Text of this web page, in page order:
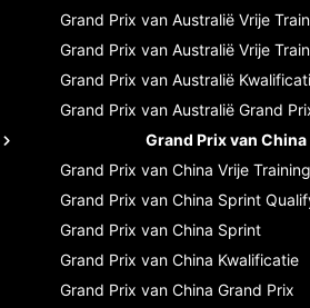
Grand Prix van Australië Vrije
Grand Prix van Australië Vrije
Grand Prix van Australië
Grand Prix van Australië Grand
Grand Prix van China
Grand Prix van China Vrije
Grand Prix van China Sprint
Grand Prix van China Sprint
Grand Prix van China Kwalificatie
Grand Prix van China Grand Prix